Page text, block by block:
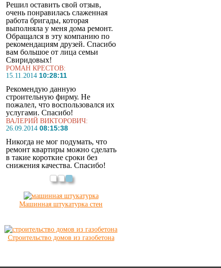
Решил оставить свой отзыв,
очень понравилась слаженная
работа бригады, которая
выполняла у меня дома ремонт.
Обращался в эту компанию по
рекомендациям друзей. Спасибо
вам большое от лица семьи
Свиридовых!
РОМАН КРЕСТОВ:
15.11.2014 10:28:11
Рекомендую данную
строительную фирму. Не
пожалел, что воспользовался их
услугами. Спасибо!
ВАЛЕРИЙ ВИКТОРОВИЧ:
26.09.2014 08:15:38
Никогда не мог подумать, что
ремонт квартиры можно сделать
в такие короткие сроки без
снижения качества. Спасибо!
Машинная штукатурка стен
Строительство домов из газобетона